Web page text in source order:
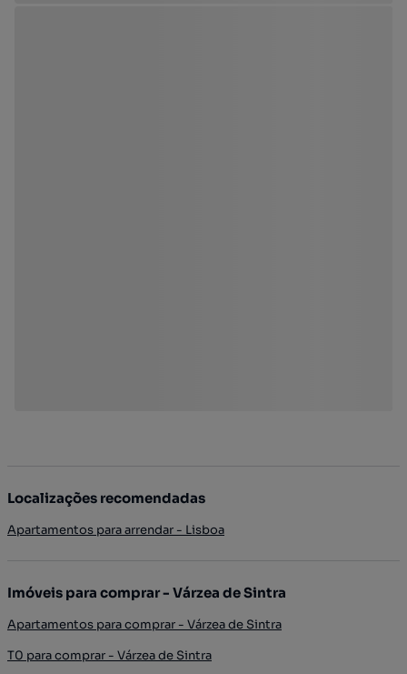
Localizações recomendadas
Apartamentos para arrendar - Lisboa
Imóveis para comprar - Várzea de Sintra
Apartamentos para comprar - Várzea de Sintra
T0 para comprar - Várzea de Sintra